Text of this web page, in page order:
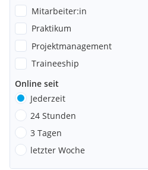
Mitarbeiter:in
Praktikum
Projektmanagement
Traineeship
Online seit
Jederzeit
24 Stunden
3 Tagen
letzter Woche